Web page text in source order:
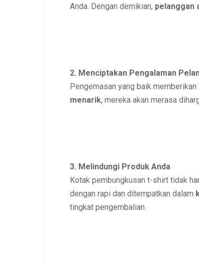
Anda. Dengan demikian, pelanggan
2. Menciptakan Pengalaman
Pengemasan yang baik memberikan
menarik, mereka akan merasa
3. Melindungi Produk Anda
Kotak pembungkusan t-shirt tidak
dengan rapi dan ditempatkan dalam
tingkat pengembalian.